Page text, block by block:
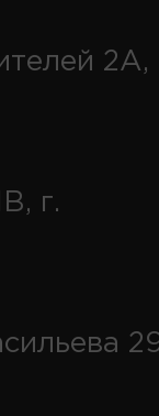
2А,
г.